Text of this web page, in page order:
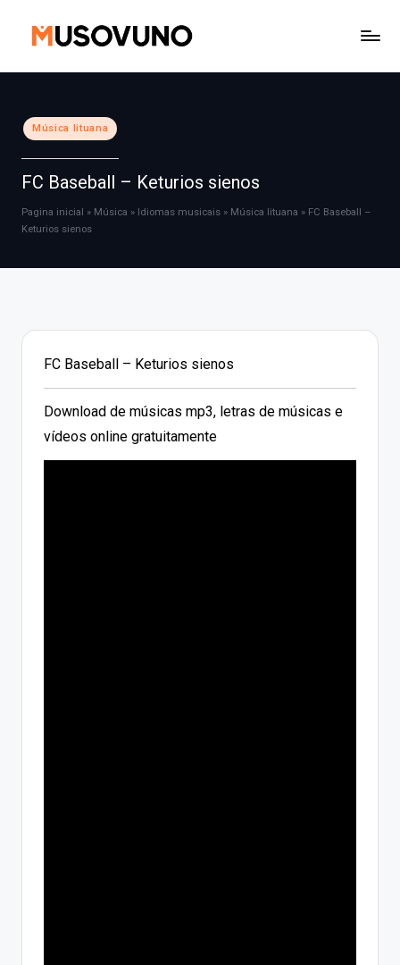
Posted
in
Música lituana
FC Baseball – Keturios sienos
Pagina inicial » Música » Idiomas musicais » Música lituana » FC Baseball –
Keturios sienos
FC Baseball – Keturios sienos
Download de músicas mp3, letras de músicas e
vídeos online gratuitamente